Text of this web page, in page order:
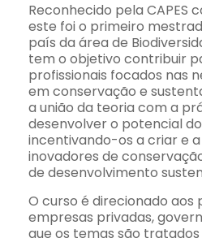
Reconhecido pela CAPES
este foi o primeiro
país da área de
tem o objetivo contribuir
profissionais focados nas
em conservação e
a união da teoria com a
desenvolver o potencial
incentivando-os a criar e
inovadores de
de desenvolvimento
O curso é direcionado aos
empresas privadas,
que os temas são